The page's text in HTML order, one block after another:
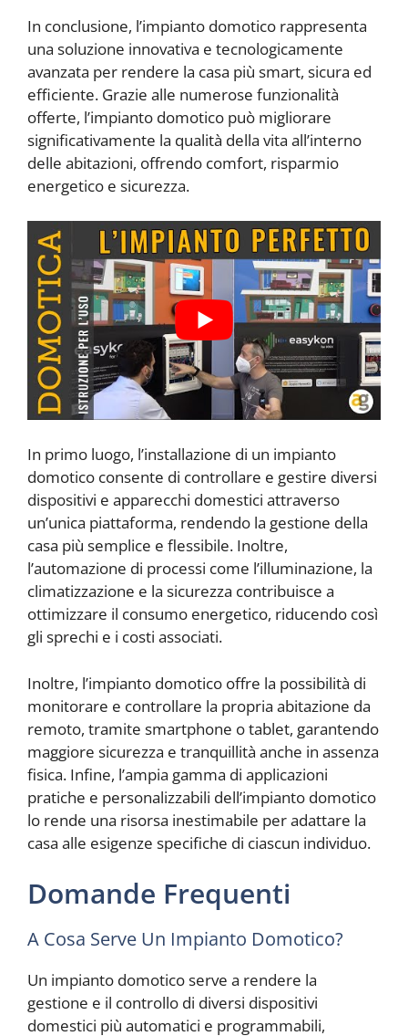
In conclusione, l’impianto domotico rappresenta
una soluzione innovativa e tecnologicamente
avanzata per rendere la casa più smart, sicura ed
efficiente. Grazie alle numerose funzionalità
offerte, l’impianto domotico può migliorare
significativamente la qualità della vita all’interno
delle abitazioni, offrendo comfort, risparmio
energetico e sicurezza.
In primo luogo, l’installazione di un impianto
domotico consente di controllare e gestire diversi
dispositivi e apparecchi domestici attraverso
un’unica piattaforma, rendendo la gestione della
casa più semplice e flessibile. Inoltre,
l’automazione di processi come l’illuminazione, la
climatizzazione e la sicurezza contribuisce a
ottimizzare il consumo energetico, riducendo così
gli sprechi e i costi associati.
Inoltre, l’impianto domotico offre la possibilità di
monitorare e controllare la propria abitazione da
remoto, tramite smartphone o tablet, garantendo
maggiore sicurezza e tranquillità anche in assenza
fisica. Infine, l’ampia gamma di applicazioni
pratiche e personalizzabili dell’impianto domotico
lo rende una risorsa inestimabile per adattare la
casa alle esigenze specifiche di ciascun individuo.
Domande Frequenti
A Cosa Serve Un Impianto Domotico?
Un impianto domotico serve a rendere la
gestione e il controllo di diversi dispositivi
domestici più automatici e programmabili,